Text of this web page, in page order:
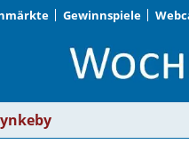
Gewinnspiele